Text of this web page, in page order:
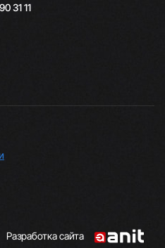
31 11
Разработка сайта